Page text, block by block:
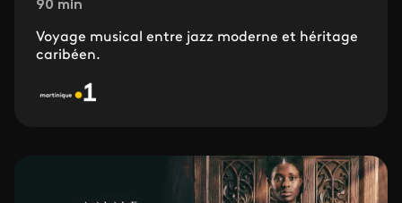
90 min
Voyage musical entre jazz moderne et héritage
caribéen.